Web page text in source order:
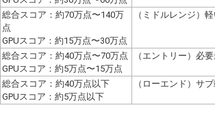
総合スコア：約70万点〜140万
点
GPUスコア：約15万点〜30万点
（ミドルレンジ）
総合スコア：約40万点〜70万点
GPUスコア：約5万点〜15万点
（エントリー）必
総合スコア：約40万点以下
GPUスコア：約5万点以下
（ローエンド）サ